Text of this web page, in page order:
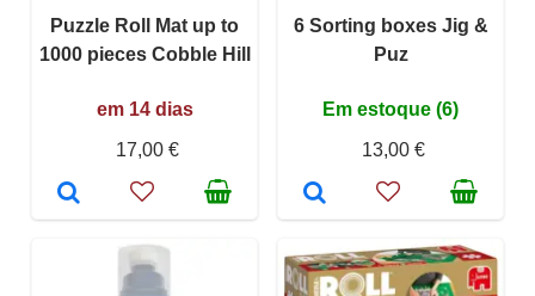
Puzzle Roll Mat up to
1000 pieces Cobble Hill
em 14 dias
17,00 €
6 Sorting boxes Jig &
Puz
Em estoque (6)
13,00 €